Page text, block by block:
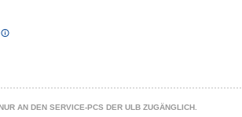
AN DEN SERVICE-PCS DER ULB ZUGÄNGLICH.